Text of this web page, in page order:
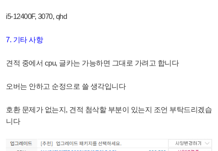
i5-12400F, 3070, qhd
7. 기타 사항
견적 중에서 cpu, 글카는 가능하면 그대로 가려고 합니다
오버는 안하고 순정으로 쓸 생각입니다
호환 문제가 없는지, 견적 첨삭할 부분이 있는지 조언 부탁드리겠습
니다